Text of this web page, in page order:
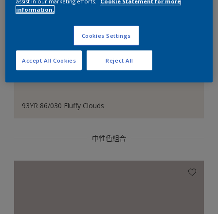
93YR 86/030 Fluffy Clouds
中性色組合
information.
Cookies Settings
Reject All
Accept All Cookies